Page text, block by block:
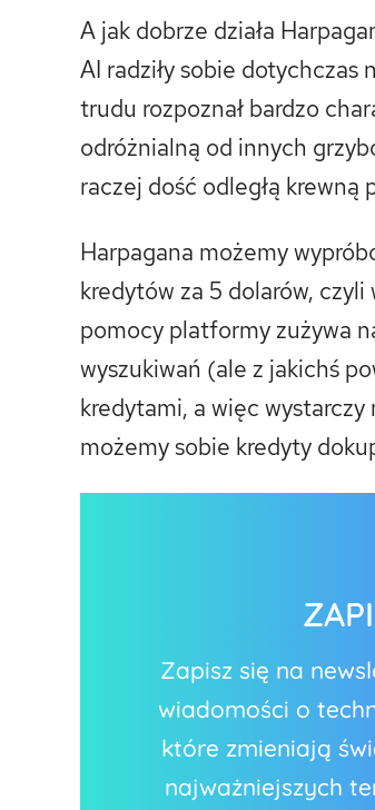
A jak dobrze działa
AI radziły sobie dotychczas
trudu rozpoznał bardzo
odróżnialną od innych
raczej dość odległą krewną
Harpagana możemy
kredytów za 5 dolarów,
pomocy platformy zużywa
wyszukiwań (ale z jakichś
kredytami, a więc
możemy sobie kredyty
Zapisz się na
wiadomości o
które zmieniają
najważniejszych